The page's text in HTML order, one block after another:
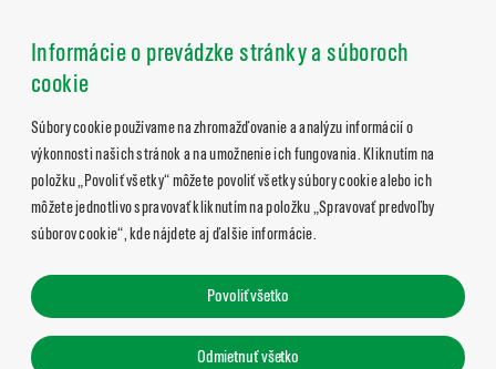
Informácie o prevádzke stránky a súboroch
cookie
Súbory cookie používame na zhromažďovanie a analýzu informácií o
výkonnosti našich stránok a na umožnenie ich fungovania. Kliknutím na
položku „Povoliť všetky“ môžete povoliť všetky súbory cookie alebo ich
môžete jednotlivo spravovať kliknutím na položku „Spravovať predvoľby
súborov cookie“, kde nájdete aj ďalšie informácie.
Povoliť všetko
Odmietnuť všetko